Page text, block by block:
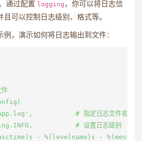
通过配置 logging ，你可以将日志信
且可以控制日志级别、格式等。
例，演示如何将日志输出到文件：
件
# 指定日志文件名
# 设置日志级别
- %(levelname)s -